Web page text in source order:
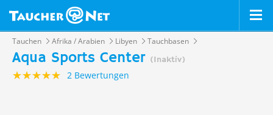
Tauchen Afrika / Arabien Libyen Tauchbasen
Aqua Sports Center (Inaktiv)
2 Bewertungen